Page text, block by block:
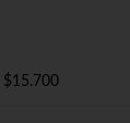
$15.700